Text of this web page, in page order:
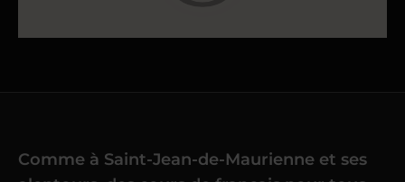
Comme à Saint-Jean-de-Maurienne et ses